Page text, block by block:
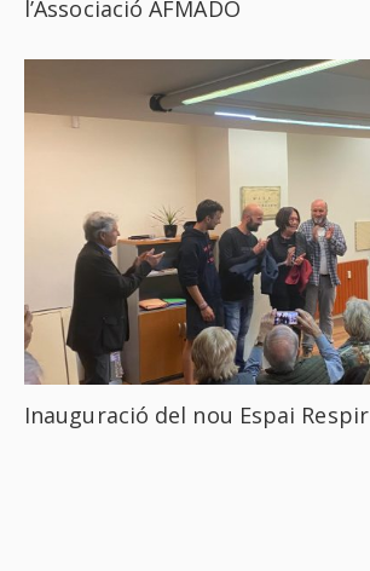
l’Associació AFMADO
Inauguració del nou Espai Respir